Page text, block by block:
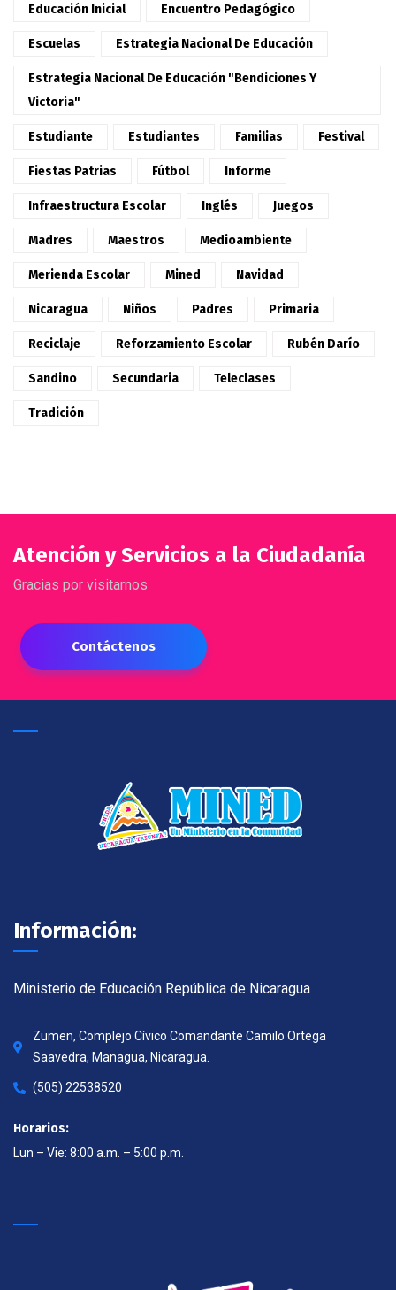
Educación Inicial Encuentro Pedagógico
Escuelas Estrategia Nacional De Educación
Estrategia Nacional De Educación "Bendiciones Y
Victoria"
Estudiante Estudiantes Familias Festival
Fiestas Patrias Fútbol Informe
Infraestructura Escolar Inglés Juegos
Madres Maestros Medioambiente
Merienda Escolar Mined Navidad
Nicaragua Niños Padres Primaria
Reciclaje Reforzamiento Escolar Rubén Darío
Sandino Secundaria Teleclases
Tradición
Atención y Servicios a la Ciudadanía
Gracias por visitarnos
Contáctenos
Información:
Ministerio de Educación República de Nicaragua
Zumen, Complejo Cívico Comandante Camilo Ortega
Saavedra, Managua, Nicaragua.
(505) 22538520
Horarios:
Lun – Vie: 8:00 a.m. – 5:00 p.m.